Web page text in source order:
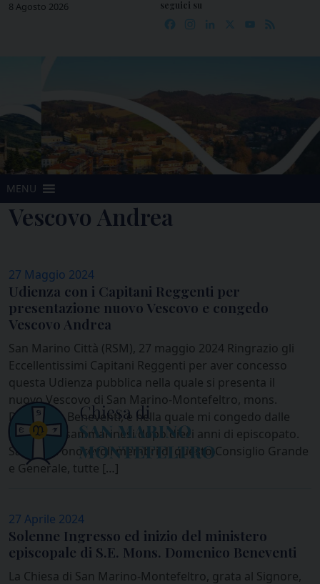
Skip8 Agosto 2026 seguici su
Facebook
Instagram
LinkedIn YouTube
MENU
Vescovo Andrea
27 Maggio 2024
Udienza con i Capitani Reggenti per
presentazione nuovo Vescovo e congedo
Vescovo Andrea
San Marino Città (RSM), 27 maggio 2024 Ringrazio gli
Eccellentissimi Capitani Reggenti per aver concesso
questa Udienza pubblica nella quale si presenta il
nuovo Vescovo di San Marino-Montefeltro, mons.
Domenico Beneventi, e nella quale mi congedo dalle
Istituzioni sammarinesi dopo dieci anni di episcopato.
Saluto gli onorevoli membri di questo Consiglio Grande
e Generale, tutte […]
27 Aprile 2024
Solenne Ingresso ed inizio del ministero
episcopale di S.E. Mons. Domenico Beneventi
La Chiesa di San Marino-Montefeltro, grata al Signore,